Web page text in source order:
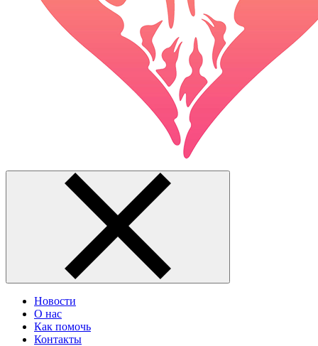
Новости
О нас
Как помочь
Контакты